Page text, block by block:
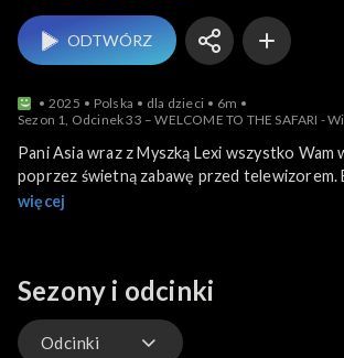
ODTWÓRZ
2025 Polska dla dzieci
6m
Sezon 1, Odcinek 33 – WELCOME TO THE SAFARI -
Pani Asia wraz z Myszką Lexi wszystko Wam
poprzez świetną zabawę przed telewizorem.
ciekawie i bardzo kolorowo!
więcej
Sezony i odcinki
Odcinki